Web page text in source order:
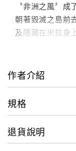
〝非洲之風〞成
朝著毀滅之島前
及隱藏在米拉
作者介紹
規格
退貨說明